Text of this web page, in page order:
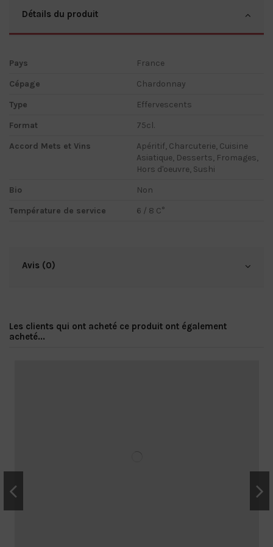
Détails du produit
Pays
France
Cépage
Chardonnay
Type
Effervescents
Format
75cl.
Accord Mets et Vins
Apéritif, Charcuterie, Cuisine
Asiatique, Desserts, Fromages,
Hors d'oeuvre, Sushi
Bio
Non
Température de service
6 / 8 C°
Avis (0)
Les clients qui ont acheté ce produit ont également
acheté...